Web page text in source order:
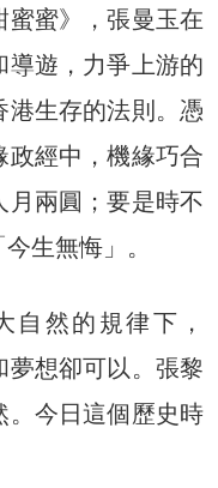
蜜蜜》，張曼玉在
導遊，力爭上游的
港生存的法則。憑
政經中，機緣巧合
月兩圓；要是時不
生無悔」。
自然的規律下，
夢想卻可以。張黎
。今日這個歷史時